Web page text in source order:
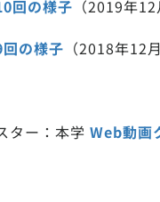
回の様子 （2019年
の様子 （2018年12
ター：本学 Web動画